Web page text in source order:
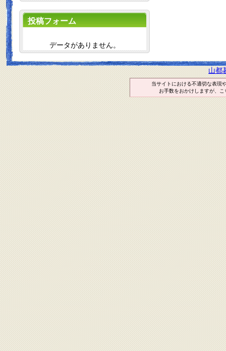
投稿フォーム
データがありません。
山都
当サイトにおける不適切な表現
お手数をおかけしますが、こ